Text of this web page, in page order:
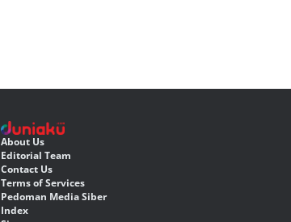
About Us
Editorial Team
Contact Us
Terms of Services
Pedoman Media Siber
Index